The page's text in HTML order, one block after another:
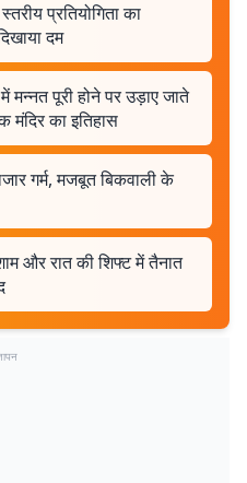
प्रतियोगिता का
दम
मन्नत पूरी होने पर उड़ाए जाते
मंदिर का इतिहास
गर्म, मजबूत बिकवाली के
और रात की शिफ्ट में तैनात